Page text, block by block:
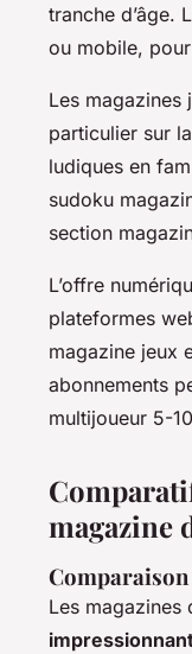
tranche d’âge.
ou mobile,
Les magazines
particulier sur
ludiques en
sudoku
section
L’offre
plateformes
magazine jeux
abonnements
multijoueur 5-
magazine
Comparaison
Les magazines